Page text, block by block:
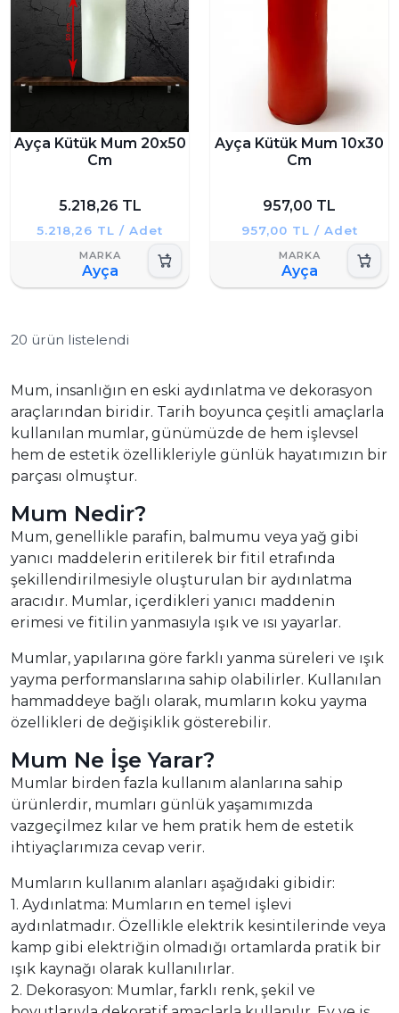
Ayça Kütük Mum 20x50
Cm
5.218,26 TL
5.218,26 TL / Adet
Ayça
Ayça Kütük Mum 10x30
Cm
957,00 TL
957,00 TL / Adet
Ayça
20 ürün listelendi
Mum, insanlığın en eski aydınlatma ve dekorasyon
araçlarından biridir. Tarih boyunca çeşitli amaçlarla
kullanılan mumlar, günümüzde de hem işlevsel
hem de estetik özellikleriyle günlük hayatımızın bir
parçası olmuştur.
Mum Nedir?
Mum, genellikle parafin, balmumu veya yağ gibi
yanıcı maddelerin eritilerek bir fitil etrafında
şekillendirilmesiyle oluşturulan bir aydınlatma
aracıdır. Mumlar, içerdikleri yanıcı maddenin
erimesi ve fitilin yanmasıyla ışık ve ısı yayarlar.
Mumlar, yapılarına göre farklı yanma süreleri ve ışık
yayma performanslarına sahip olabilirler. Kullanılan
hammaddeye bağlı olarak, mumların koku yayma
özellikleri de değişiklik gösterebilir.
Mum Ne İşe Yarar?
Mumlar birden fazla kullanım alanlarına sahip
ürünlerdir, mumları günlük yaşamımızda
vazgeçilmez kılar ve hem pratik hem de estetik
ihtiyaçlarımıza cevap verir.
Mumların kullanım alanları aşağıdaki gibidir:
1. Aydınlatma: Mumların en temel işlevi
aydınlatmadır. Özellikle elektrik kesintilerinde veya
kamp gibi elektriğin olmadığı ortamlarda pratik bir
ışık kaynağı olarak kullanılırlar.
2. Dekorasyon: Mumlar, farklı renk, şekil ve